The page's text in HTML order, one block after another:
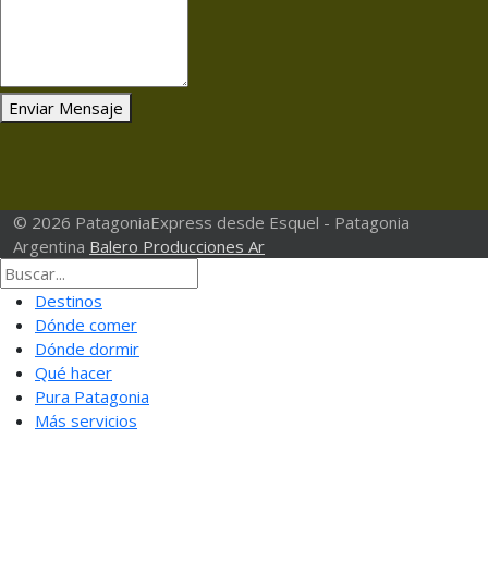
Enviar Mensaje
© 2026 PatagoniaExpress desde Esquel - Patagonia
Argentina Balero Producciones Ar
Destinos
Dónde comer
Dónde dormir
Qué hacer
Pura Patagonia
Más servicios